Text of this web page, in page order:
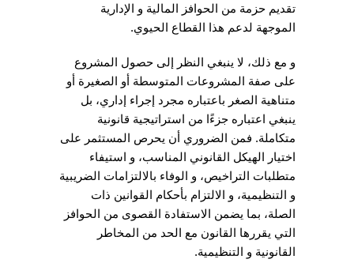
تقديم حزمة من الحوافز المالية و الإدارية
الموجهة لدعم هذا القطاع الحيوي.
و مع ذلك، لا ينبغي النظر إلى حصول المشروع
على صفة المشروعات المتوسطة أو الصغيرة أو
متناهية الصغر باعتباره مجرد إجراء إداري، بل
ينبغي اعتباره جزءًا من استراتيجية قانونية
متكاملة. فمن الضروري أن يحرص المستثمر على
اختيار الهيكل القانوني المناسب، و استيفاء
متطلبات التراخيص، و الوفاء بالالتزامات الضريبية
و التنظيمية، و الالتزام بأحكام القوانين ذات
الصلة، بما يضمن الاستفادة القصوى من الحوافز
التي يقررها القانون مع الحد من المخاطر
القانونية و التنظيمية.